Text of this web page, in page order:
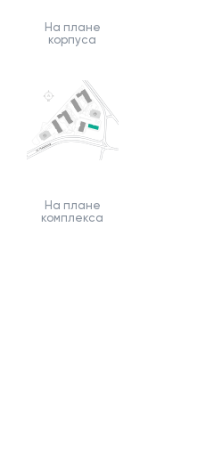
На плане
корпуса
На плане
комплекса